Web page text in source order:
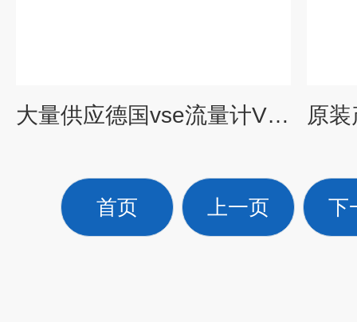
大量供应德国vse流量计VS1GPO12V-32N11
首页 上一页 下